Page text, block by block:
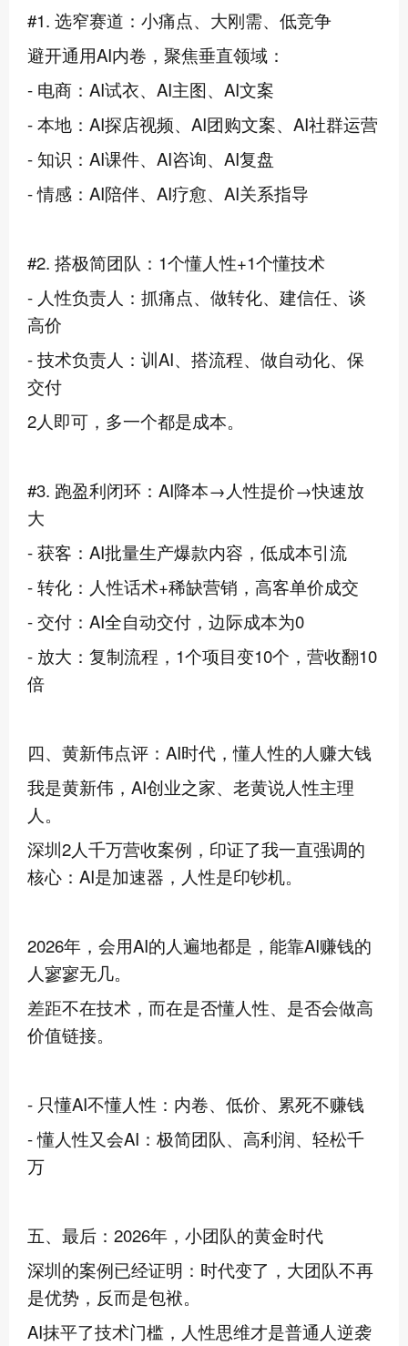
#1. 选窄赛道：小痛点、大刚需、低竞争
避开通用AI内卷，聚焦垂直领域：
- 电商：AI试衣、AI主图、AI文案
- 本地：AI探店视频、AI团购文案、AI社群运营
- 知识：AI课件、AI咨询、AI复盘
- 情感：AI陪伴、AI疗愈、AI关系指导
#2. 搭极简团队：1个懂人性+1个懂技术
- 人性负责人：抓痛点、做转化、建信任、谈
高价
- 技术负责人：训AI、搭流程、做自动化、保
交付
2人即可，多一个都是成本。
#3. 跑盈利闭环：AI降本→人性提价→快速放
大
- 获客：AI批量生产爆款内容，低成本引流
- 转化：人性话术+稀缺营销，高客单价成交
- 交付：AI全自动交付，边际成本为0
- 放大：复制流程，1个项目变10个，营收翻10
倍
四、黄新伟点评：AI时代，懂人性的人赚大钱
我是黄新伟，AI创业之家、老黄说人性主理
人。
深圳2人千万营收案例，印证了我一直强调的
核心：AI是加速器，人性是印钞机。
2026年，会用AI的人遍地都是，能靠AI赚钱的
人寥寥无几。
差距不在技术，而在是否懂人性、是否会做高
价值链接。
- 只懂AI不懂人性：内卷、低价、累死不赚钱
- 懂人性又会AI：极简团队、高利润、轻松千
万
五、最后：2026年，小团队的黄金时代
深圳的案例已经证明：时代变了，大团队不再
是优势，反而是包袱。
AI抹平了技术门槛，人性思维才是普通人逆袭